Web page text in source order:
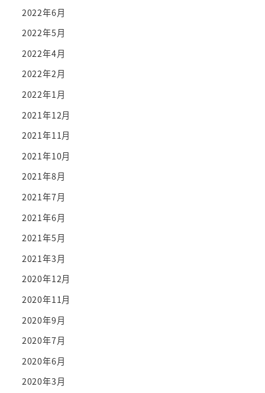
2022年6月
2022年5月
2022年4月
2022年2月
2022年1月
2021年12月
2021年11月
2021年10月
2021年8月
2021年7月
2021年6月
2021年5月
2021年3月
2020年12月
2020年11月
2020年9月
2020年7月
2020年6月
2020年3月